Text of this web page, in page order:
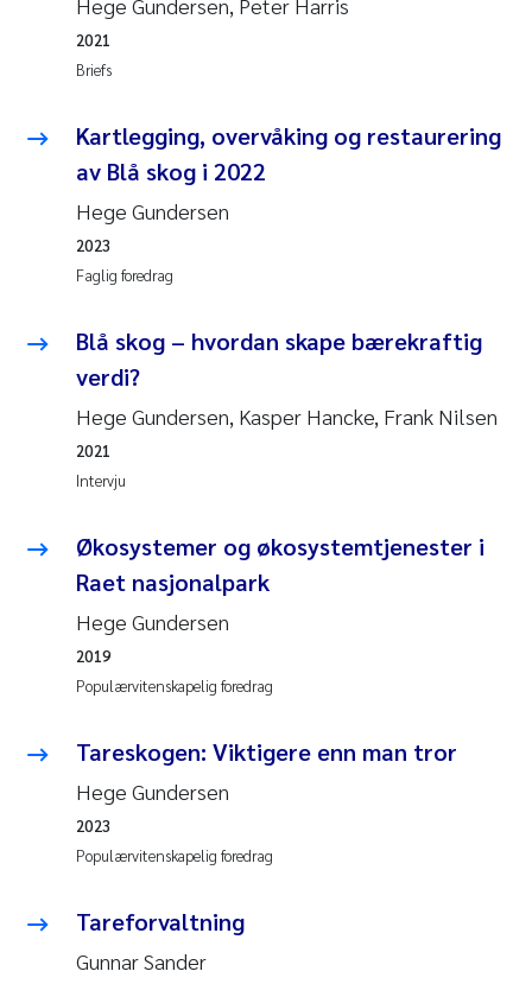
Pierre Franqois Jaccard
Richard Garth James Bellerby
Asle Økelsrud
Ashenafi Seifu Gragne
Odd Arne Segtnan Skogan
Anastasia Georgantzopoulou
Roar Brænden
Merete Schøyen
Camilla With Fagerli
Lena Haugland Moen
Medyan Esam Ghareeb
Prem Chand
Hege Gundersen, Peter Harris
Briefs
2021
Kartlegging, overvåking og restaurering
av Blå skog i 2022
Hege Gundersen
Faglig foredrag
2023
Blå skog – hvordan skape bærekraftig
verdi?
Hege Gundersen, Kasper Hancke, Frank Nilsen
Intervju
2021
Økosystemer og økosystemtjenester i
Raet nasjonalpark
Hege Gundersen
Populærvitenskapelig foredrag
2019
Tareskogen: Viktigere enn man tror
Hege Gundersen
Populærvitenskapelig foredrag
2023
Tareforvaltning
Gunnar Sander